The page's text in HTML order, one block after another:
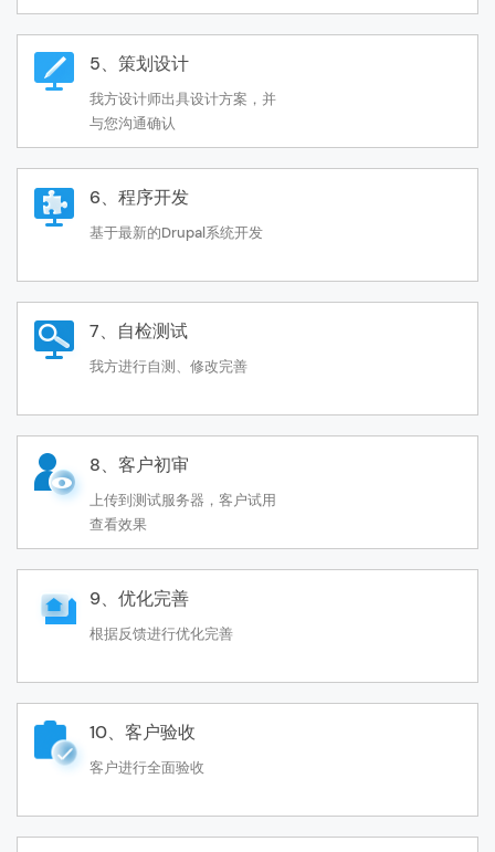
5、策划设计
我方设计师出具设计方案，并
与您沟通确认
6、程序开发
基于最新的Drupal系统开发
7、自检测试
我方进行自测、修改完善
8、客户初审
上传到测试服务器，客户试用
查看效果
9、优化完善
根据反馈进行优化完善
10、客户验收
客户进行全面验收